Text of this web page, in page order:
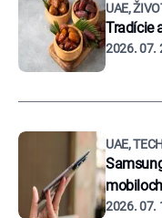
UAE,
Tradície
2026. 07.
UAE,
mobiloch
2026. 07.